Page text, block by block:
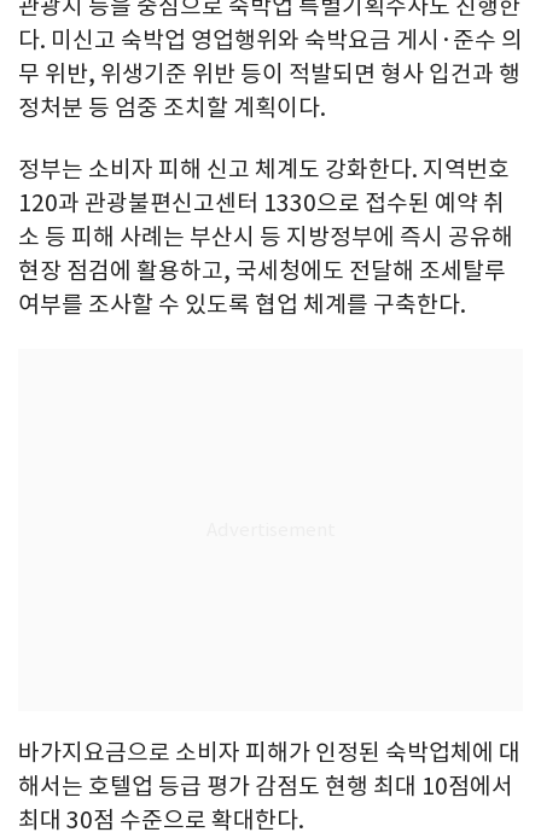
관광지 등을 중심으로 숙박업 특별기획수사도 진행한
다. 미신고 숙박업 영업행위와 숙박요금 게시·준수 의
무 위반, 위생기준 위반 등이 적발되면 형사 입건과 행
정처분 등 엄중 조치할 계획이다.
정부는 소비자 피해 신고 체계도 강화한다. 지역번호
120과 관광불편신고센터 1330으로 접수된 예약 취
소 등 피해 사례는 부산시 등 지방정부에 즉시 공유해
현장 점검에 활용하고, 국세청에도 전달해 조세탈루
여부를 조사할 수 있도록 협업 체계를 구축한다.
바가지요금으로 소비자 피해가 인정된 숙박업체에 대
해서는 호텔업 등급 평가 감점도 현행 최대 10점에서
최대 30점 수준으로 확대한다.